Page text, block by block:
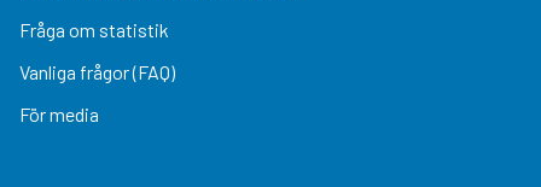
Fråga om statistik
Vanliga frågor (FAQ)
För media